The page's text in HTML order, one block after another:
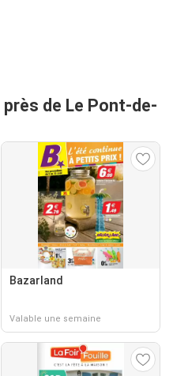
de Le Pont-de-
Bazarland
Valable une semaine